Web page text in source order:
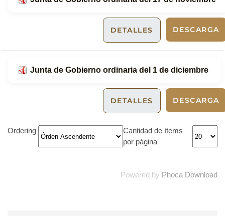
DESCARGA
DETALLES
Junta de Gobierno ordinaria del 1 de diciembre
DESCARGA
DETALLES
Ordering
Cantidad de ítems
por página
Powered by Phoca Download